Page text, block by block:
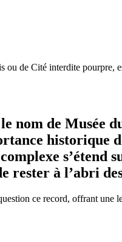
de Cité interdite pourpre,
nom de Musée
historique
rester à l’abri
ce record, offrant une